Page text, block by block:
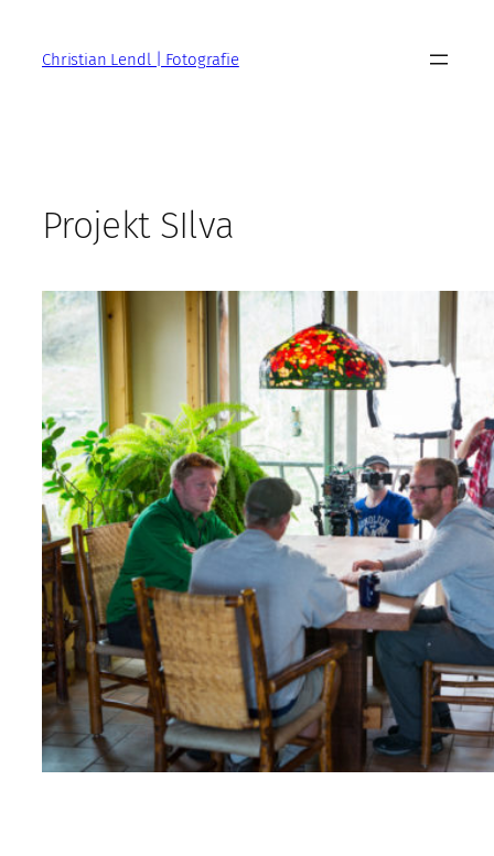
springenChristian Lendl | Fotografie
Projekt SIlva